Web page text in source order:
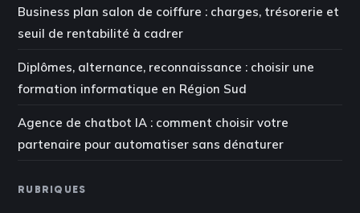
Business plan salon de coiffure : charges, trésorerie et
seuil de rentabilité à cadrer
Diplômes, alternance, reconnaissance : choisir une
formation informatique en Région Sud
Agence de chatbot IA : comment choisir votre
partenaire pour automatiser sans dénaturer
RUBRIQUES